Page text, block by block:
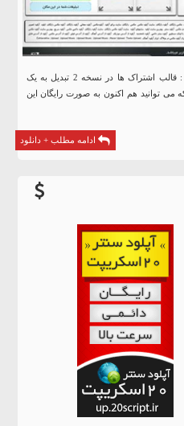
قالب اشتراک ها نسخه 2 برای میهالیسم : قالب اشتراک ها در نسخه 2 تبدیل به یک
توانید هم اکنون به صورت رایگان این
ادامه مطلب + دانلود